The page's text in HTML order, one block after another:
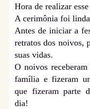
Hora de realizar
A cerimônia foi
Antes de iniciar a
retratos dos noivos,
suas vidas.
O noivos
família e fizeram
que fizeram parte
dia!